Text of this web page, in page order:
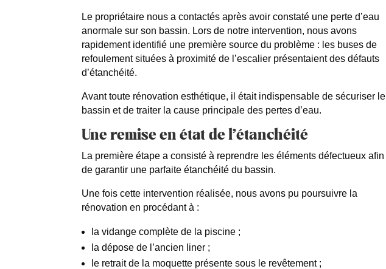
Le propriétaire nous a contactés après avoir constaté une perte d’eau
anormale sur son bassin. Lors de notre intervention, nous avons
rapidement identifié une première source du problème : les buses de
refoulement situées à proximité de l’escalier présentaient des défauts
d’étanchéité.
Avant toute rénovation esthétique, il était indispensable de sécuriser le
bassin et de traiter la cause principale des pertes d’eau.
Une remise en état de l’étanchéité
La première étape a consisté à reprendre les éléments défectueux afin
de garantir une parfaite étanchéité du bassin.
Une fois cette intervention réalisée, nous avons pu poursuivre la
rénovation en procédant à :
la vidange complète de la piscine ;
la dépose de l’ancien liner ;
le retrait de la moquette présente sous le revêtement ;